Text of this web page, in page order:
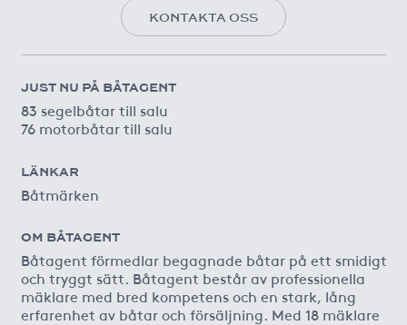
KONTAKTA OSS
JUST NU PÅ BÅTAGENT
83 segelbåtar till salu
76 motorbåtar till salu
LÄNKAR
Båtmärken
OM BÅTAGENT
Båtagent förmedlar begagnade båtar på ett smidigt
och tryggt sätt. Båtagent består av professionella
mäklare med bred kompetens och en stark, lång
erfarenhet av båtar och försäljning. Med 18 mäklare